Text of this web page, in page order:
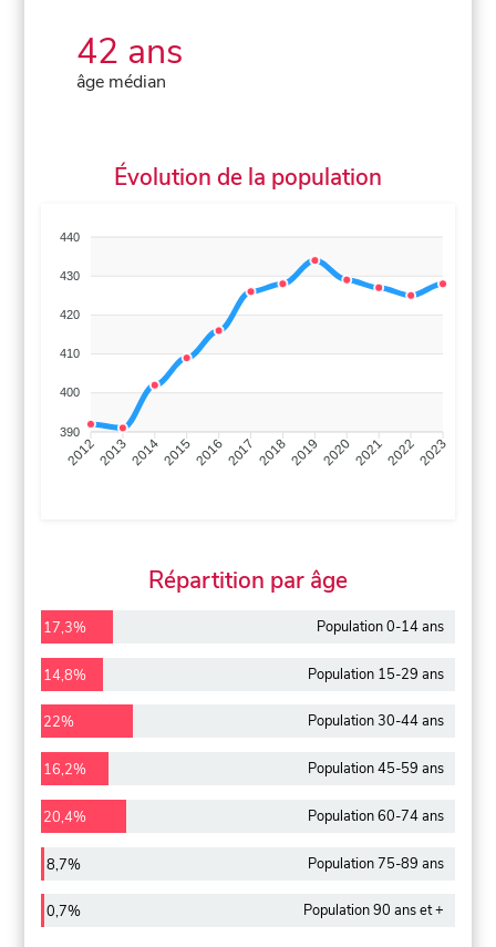
42 ans
âge médian
Évolution de la population
440
430
420
410
400
390
201220132014201520162017 20182019 2020202120222023
Répartition par âge
17,3% Population 0-14 ans
14,8% Population 15-29 ans
22% Population 30-44 ans
16,2% Population 45-59 ans
20,4% Population 60-74 ans
8,7% Population 75-89 ans
0,7% Population 90 ans et +